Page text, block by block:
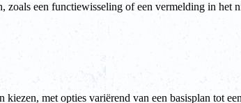
een functiewisseling of een vermelding in het
met opties variërend van een basisplan tot